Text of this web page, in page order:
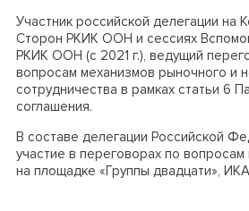
Участник российской делегации на
Сторон РКИК ООН и сессиях
РКИК ООН (с 2021 г.), ведущий
вопросам механизмов рыночного и
сотрудничества в рамках статьи 6
соглашения.
В составе делегации Российской
участие в переговорах по вопросам
на площадке «Группы двадцати»,